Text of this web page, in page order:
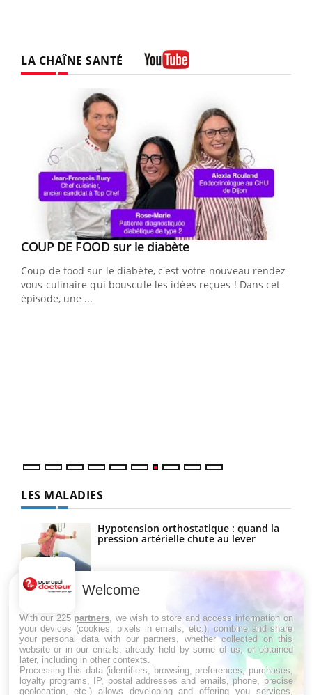
LA CHAÎNE SANTÉ
Youtube
COUP DE FOOD sur le diabèteYoutube
Coup de food sur le diabète, c'est votre nouveau rendez-
vous culinaire qui bouscule les idées reçues ! Dans cet
épisode, une ...
LES MALADIES
Hypotension orthostatique : quand la
pression artérielle chute au lever
Drépanocytose : une déformation des
globules rouges aux conséquences
Maladie de Charcot (Sclérose latérale
amyotrophique)
Welcome
With our 225 partners , we wish to store and access information on
your devices (cookies, pixels in emails, etc.), combine and share
your personal data with our partners, whether collected on this
website or in our emails, already held by some of us, or obtained
later, including in other contexts.
Processing this data (identifiers, browsing, preferences, purchases,
loyalty programs, IP, postal addresses and emails, phone, precise
geolocation, etc.) allows developing and offering you services,